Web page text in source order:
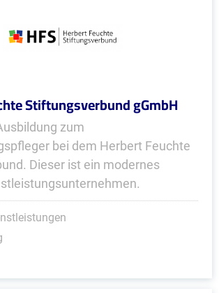
Stiftungsverbund gGmbH
zum
bei dem Herbert Feuchte
Dieser ist ein modernes